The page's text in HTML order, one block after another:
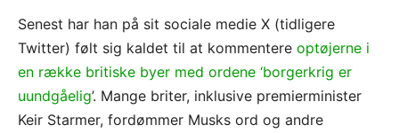
Senest har han på sit sociale medie X (tidligere
Twitter) følt sig kaldet til at kommentere optøjerne i
en række britiske byer med ordene ‘borgerkrig er
uundgåelig’. Mange briter, inklusive premierminister
Keir Starmer, fordømmer Musks ord og andre